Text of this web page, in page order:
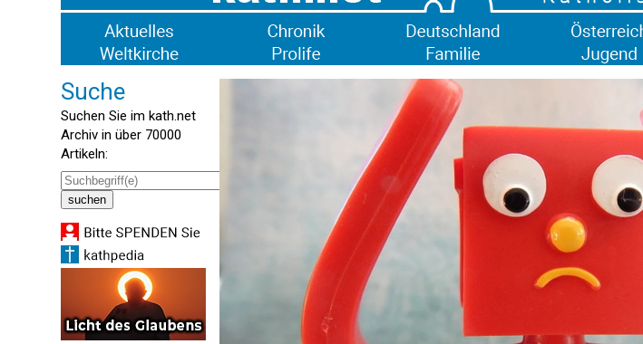
Suche
Suchen Sie im kath.net
Archiv in über 70000
Artikeln: